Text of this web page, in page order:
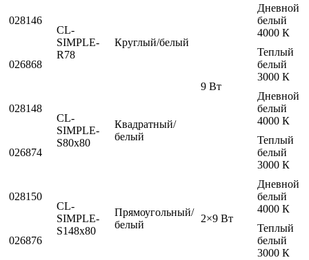
028146
CL-
SIMPLE-
R78
Круглый/белый
9 Вт
Дневной
белый
4000 К
026868
Теплый
белый
3000 К
028148
CL-
SIMPLE-
S80x80
Квадратный/
белый
Дневной
белый
4000 К
026874
Теплый
белый
3000 К
028150
CL-
SIMPLE-
S148x80
Прямоугольный/
белый
2×9 Вт
Дневной
белый
4000 К
026876
Теплый
белый
3000 К